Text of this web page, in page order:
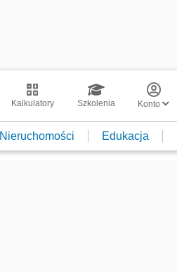
Kalkulatory Szkolenia Konto
Nieruchomości Edukacja